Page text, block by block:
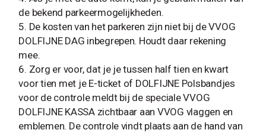
de bekend parkeermogelijkheden.
De kosten van het parkeren zijn niet bij de VVOG
DOLFIJNE DAG inbegrepen. Houdt daar rekening
mee.
Zorg er voor, dat je je tussen half tien en kwart
voor tien met je E-ticket of DOLFIJNE Polsbandjes
voor de controle meldt bij de speciale VVOG
DOLFIJNE KASSA zichtbaar aan VVOG vlaggen en
emblemen. De controle vindt plaats aan de hand van